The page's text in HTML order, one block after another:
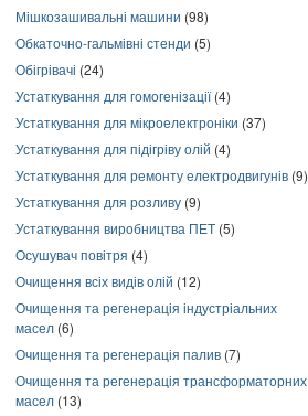
Мішкозашивальні машини (98)
Обкаточно-гальмівні стенди (5)
Обігрівачі (24)
Устаткування для гомогенізації(4)
Устаткування для мікроелектроніки (37)
Устаткування для підігріву олій (4)
Устаткування для ремонту електродвигунів (9)
Устаткування для розливу (9)
Устаткування виробництва ПЕТ (5)
Осушувач повітря (4)
Очищення всіх видів олій (12)
Очищення та регенерація індустріальних
масел (6)
Очищення та регенерація палив (7)
Очищення та регенерація трансформаторних
масел (13)